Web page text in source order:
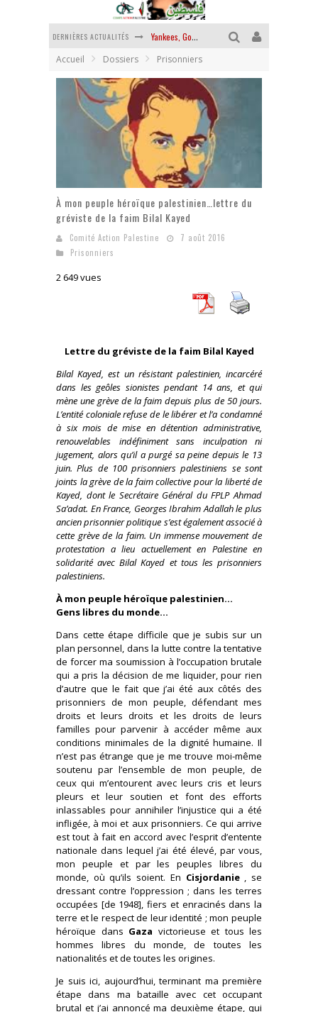
DERNIÈRES ACTUALITÉS Yankees, Go home !
Chantage terroriste
La guerre sioniste, la guerre démographique
La banalité du mal colonial
Accueil Dossiers Prisonniers
À mon peuple héroïque palestinien…lettre du
gréviste de la faim Bilal Kayed
Comité Action Palestine
7 août 2016
Prisonniers
2 649 vues
Lettre du gréviste de la faim Bilal Kayed
Bilal Kayed, est un résistant palestinien, incarcéré
dans les geôles sionistes pendant 14 ans, et qui
mène une grève de la faim depuis plus de 50 jours.
L’entité coloniale refuse de le libérer et l’a condamné
à six mois de mise en détention administrative,
renouvelables indéfiniment sans inculpation ni
jugement, alors qu’il a purgé sa peine depuis le 13
juin. Plus de 100 prisonniers palestiniens se sont
joints la grève de la faim collective pour la liberté de
Kayed, dont le Secrétaire Général du FPLP Ahmad
Sa’adat. En France, Georges Ibrahim Adallah le plus
ancien prisonnier politique s’est également associé à
cette grève de la faim. Un immense mouvement de
protestation a lieu actuellement en Palestine en
solidarité avec Bilal Kayed et tous les prisonniers
palestiniens.
À mon peuple héroïque palestinien…
Gens libres du monde…
Dans cette étape difficile que je subis sur un
plan personnel, dans la lutte contre la tentative
de forcer ma soumission à l’occupation brutale
qui a pris la décision de me liquider, pour rien
d’autre que le fait que j’ai été aux côtés des
prisonniers de mon peuple, défendant mes
droits et leurs droits et les droits de leurs
familles pour parvenir à accéder même aux
conditions minimales de la dignité humaine. Il
n’est pas étrange que je me trouve moi-même
soutenu par l’ensemble de mon peuple, de
ceux qui m’entourent avec leurs cris et leurs
pleurs et leur soutien et font des efforts
inlassables pour annihiler l’injustice qui a été
infligée, à moi et aux prisonniers. Ce qui arrive
est tout à fait en accord avec l’esprit d’entente
nationale dans lequel j’ai été élevé, par vous,
mon peuple et par les peuples libres du
monde, où qu’ils soient. En Cisjordanie, se
dressant contre l’oppression ; dans les terres
occupées [de 1948], fiers et enracinés dans la
terre et le respect de leur identité ; mon peuple
héroïque dans Gaza victorieuse et tous les
hommes libres du monde, de toutes les
nationalités et de toutes les origines.
Je suis ici, aujourd’hui, terminant ma première
étape dans ma bataille avec cet occupant
brutal et j’ai annoncé ma deuxième étape, qui